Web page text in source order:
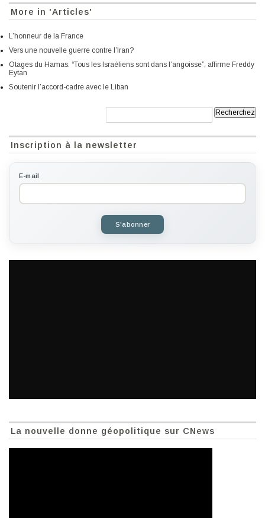
More in 'Articles'
L’honneur de la France
Vers une nouvelle guerre contre l’Iran?
Otages du Hamas: “Tous les Israéliens sont dans l’angoisse”, affirme Freddy
Eytan
Soutenir l’accord-cadre avec le Liban
Inscription à la newsletter
E-mail
S'abonner
La nouvelle donne géopolitique sur CNews